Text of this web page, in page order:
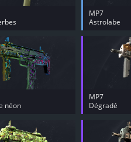
MP7
Astrolabe
néon
MP7
Dégradé